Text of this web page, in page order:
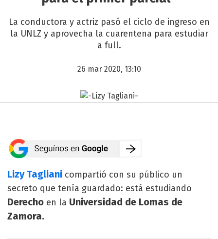
La conductora y actriz pasó el ciclo de ingreso en
la UNLZ y aprovecha la cuarentena para estudiar
a full.
26 mar 2020, 13:10
Lizy Tagliani compartió con su público un
secreto que tenía guardado: está estudiando
Derecho en la Universidad de Lomas de
Zamora.